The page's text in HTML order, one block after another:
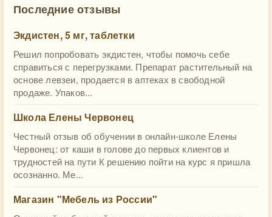
Последние отзывы
Экдистен, 5 мг, таблетки
Решил попробовать экдистен, чтобы помочь себе
справиться с перегрузками. Препарат растительный на
основе левзеи, продается в аптеках в свободной
продаже. Упаков...
Школа Елены Червонец
Честный отзыв об обучении в онлайн-школе Елены
Червонец: от каши в голове до первых клиентов и
трудностей на пути К решению пойти на курс я пришла
осознанно. Ме...
Магазин "Мебель из России"